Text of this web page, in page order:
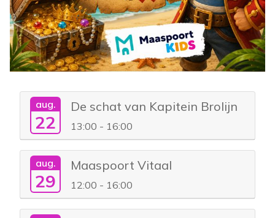
aug.
22
De schat van Kapitein Brolijn
13:00 - 16:00
aug.
29
Maaspoort Vitaal
12:00 - 16:00